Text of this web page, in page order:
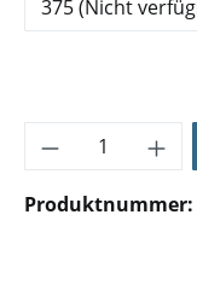
Produkt
Produktnummer: